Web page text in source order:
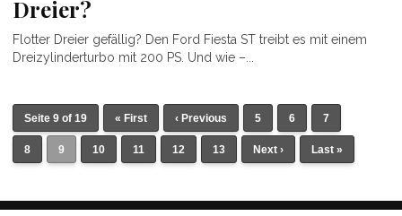
Dreier?
Flotter Dreier gefällig? Den Ford Fiesta ST treibt es mit einem
Dreizylinderturbo mit 200 PS. Und wie –...
Seite 9 of 19 « First ‹ Previous 5 6 7
8 9 10 11 12 13 Next › Last »